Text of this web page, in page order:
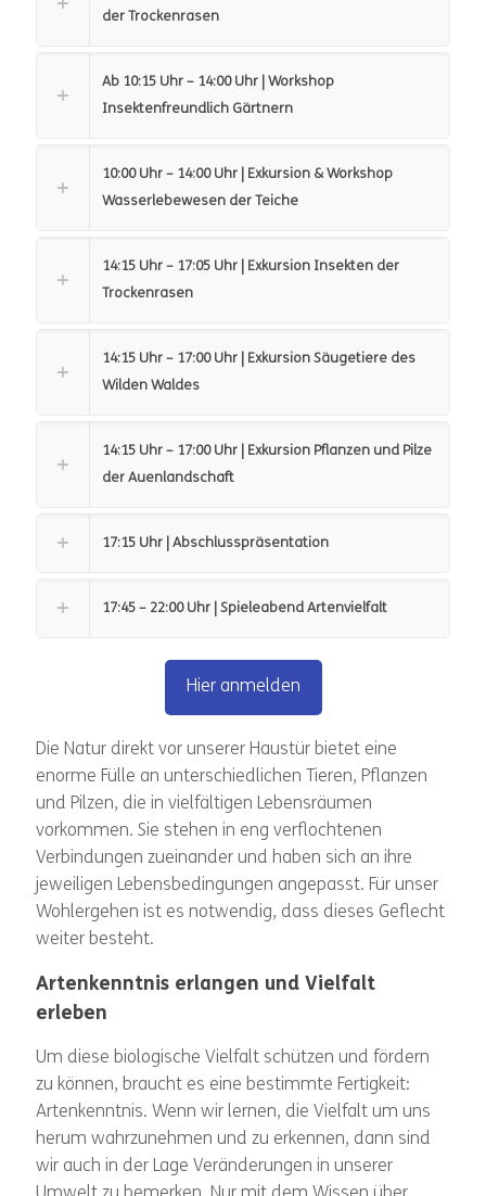
der Trockenrasen
Ab 10:15 Uhr – 14:00 Uhr | Workshop
Insektenfreundlich Gärtnern
10:00 Uhr – 14:00 Uhr | Exkursion & Workshop
Wasserlebewesen der Teiche
14:15 Uhr – 17:05 Uhr | Exkursion Insekten der
Trockenrasen
14:15 Uhr – 17:00 Uhr | Exkursion Säugetiere des
Wilden Waldes
14:15 Uhr – 17:00 Uhr | Exkursion Pflanzen und Pilze
der Auenlandschaft
17:15 Uhr | Abschlusspräsentation
17:45 – 22:00 Uhr | Spieleabend Artenvielfalt
Hier anmelden
Die Natur direkt vor unserer Haustür bietet eine
enorme Fülle an unterschiedlichen Tieren, Pflanzen
und Pilzen, die in vielfältigen Lebensräumen
vorkommen. Sie stehen in eng verflochtenen
Verbindungen zueinander und haben sich an ihre
jeweiligen Lebensbedingungen angepasst. Für unser
Wohlergehen ist es notwendig, dass dieses Geflecht
weiter besteht.
Artenkenntnis erlangen und Vielfalt
erleben
Um diese biologische Vielfalt schützen und fördern
zu können, braucht es eine bestimmte Fertigkeit:
Artenkenntnis. Wenn wir lernen, die Vielfalt um uns
herum wahrzunehmen und zu erkennen, dann sind
wir auch in der Lage Veränderungen in unserer